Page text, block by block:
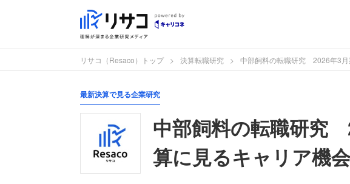
リサコ（Resaco）トップ 決算転職研究 中部飼料の転職研究 2026年3月
最新決算で見る企業研究
中部飼料の転職研究
算に見るキャリア機会